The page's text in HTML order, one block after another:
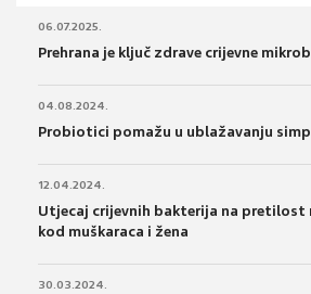
06.07.2025.
Prehrana je ključ zdrave crijevne
04.08.2024.
Probiotici pomažu u ublažavanju
12.04.2024.
Utjecaj crijevnih bakterija na pretilost
kod muškaraca i žena
30.03.2024.